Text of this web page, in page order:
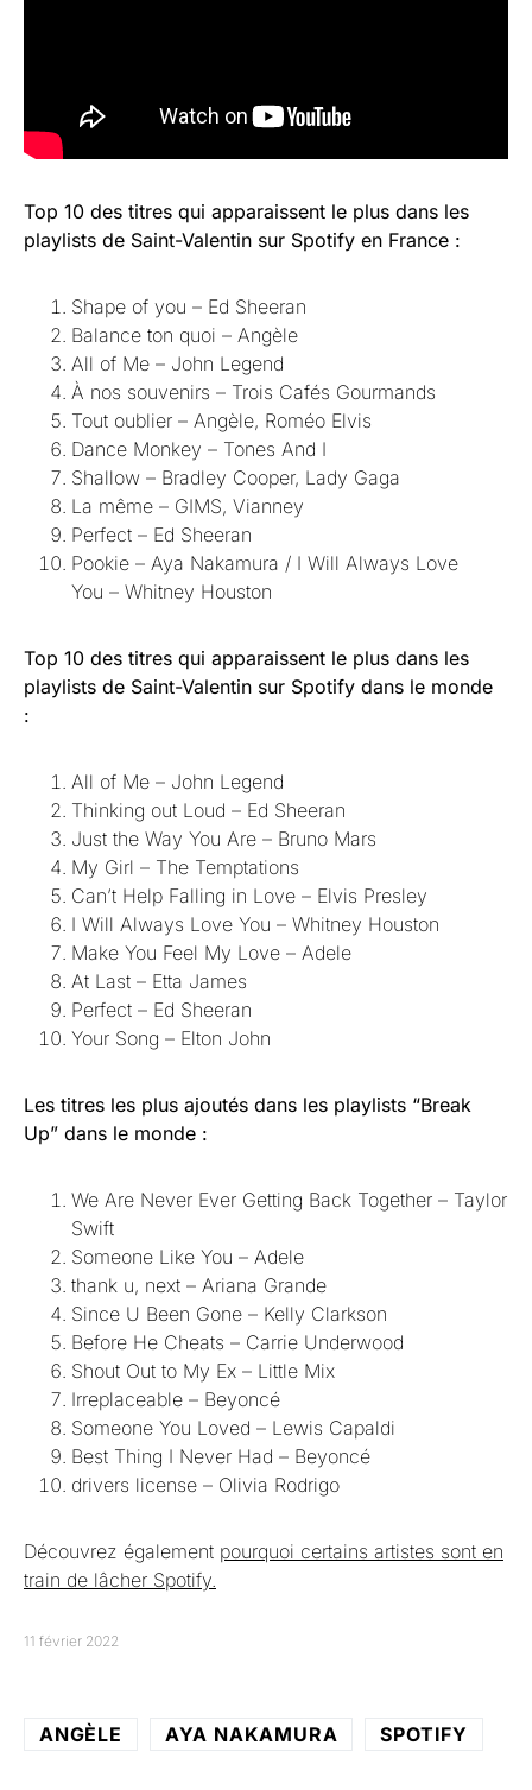
Top 10 des titres qui apparaissent le plus dans les
playlists de Saint-Valentin sur Spotify en France :
Shape of you – Ed Sheeran
Balance ton quoi – Angèle
All of Me – John Legend
À nos souvenirs – Trois Cafés Gourmands
Tout oublier – Angèle, Roméo Elvis
Dance Monkey – Tones And I
Shallow – Bradley Cooper, Lady Gaga
La même – GIMS, Vianney
Perfect – Ed Sheeran
Pookie – Aya Nakamura / I Will Always Love
You – Whitney Houston
Top 10 des titres qui apparaissent le plus dans les
playlists de Saint-Valentin sur Spotify dans le monde
:
All of Me – John Legend
Thinking out Loud – Ed Sheeran
Just the Way You Are – Bruno Mars
My Girl – The Temptations
Can’t Help Falling in Love – Elvis Presley
I Will Always Love You – Whitney Houston
Make You Feel My Love – Adele
At Last – Etta James
Perfect – Ed Sheeran
Your Song – Elton John
Les titres les plus ajoutés dans les playlists “Break
Up” dans le monde :
We Are Never Ever Getting Back Together – Taylor
Swift
Someone Like You – Adele
thank u, next – Ariana Grande
Since U Been Gone – Kelly Clarkson
Before He Cheats – Carrie Underwood
Shout Out to My Ex – Little Mix
Irreplaceable – Beyoncé
Someone You Loved – Lewis Capaldi
Best Thing I Never Had – Beyoncé
drivers license – Olivia Rodrigo
Découvrez également pourquoi certains artistes sont en
train de lâcher Spotify.
11 février 2022
ANGÈLE AYA NAKAMURA SPOTIFY